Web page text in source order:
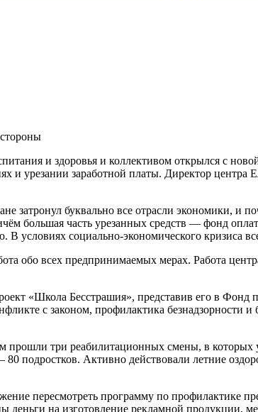
и урезании заработной платы. Директор
затронул буквально все отрасли экономики,
большая часть урезанных средств — фонд
условиях социально-экономического кризиса
обо всех предпринимаемых мерах. Работа
«Школа Бесстрашия», представив его в
с законом, профилактика безнадзорности
прошли три реабилитационных смены, в
подростков. Активно действовали летние
пересмотреть программу по профилактике
деньги на изготовление рекламной продукции,